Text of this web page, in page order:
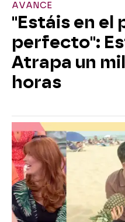
AVANCE
"Estáis en el
perfecto":
Atrapa un
horas